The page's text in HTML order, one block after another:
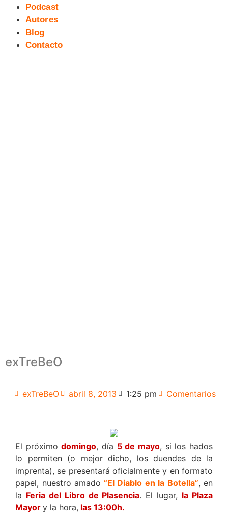
Podcast
Autores
Blog
Contacto
exTreBeO
exTreBeO abril 8, 2013 1:25 pm Comentarios
El próximodomingo, día 5 de mayo, si los hados
lo permiten (o mejor dicho, los duendes de la
imprenta), se presentará oficialmente y en formato
papel, nuestro amado “El Diablo en la Botella”, en
la Feria del Libro de Plasencia. El lugar, la Plaza
Mayor y la hora, las 13:00h.